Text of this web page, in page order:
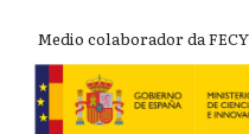
Medio colaborador da